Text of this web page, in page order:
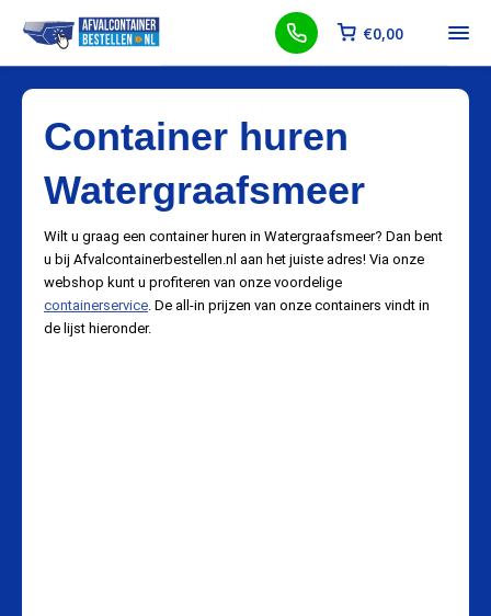
€0,00
Container huren
Watergraafsmeer
Wilt u graag een container huren in Watergraafsmeer? Dan bent
u bij Afvalcontainerbestellen.nl aan het juiste adres! Via onze
webshop kunt u profiteren van onze voordelige
containerservice. De all-in prijzen van onze containers vindt in
de lijst hieronder.